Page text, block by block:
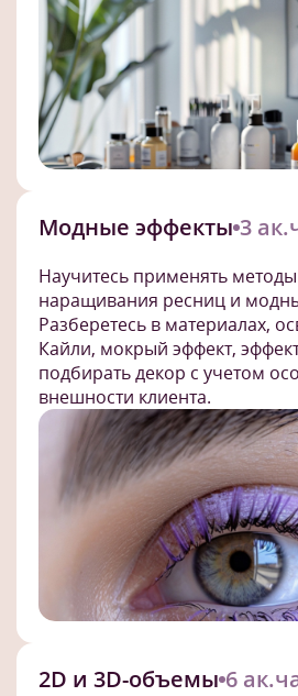
Модные эффекты 3
Научитесь применять
наращивания ресниц и
Разберетесь в материалах,
Кайли, мокрый эффект,
подбирать декор с учетом
внешности клиента.
2D и 3D-объемы 6